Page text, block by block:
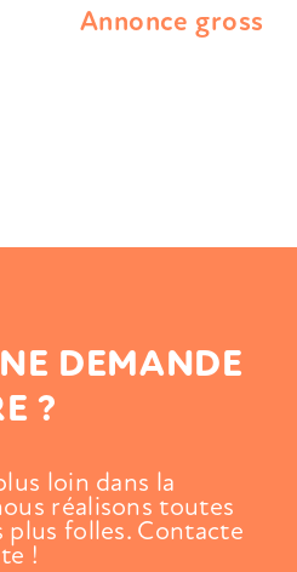
gender reveal
DEMANDE
?
loin dans la
réalisons toutes
plus folles. Contacte
!